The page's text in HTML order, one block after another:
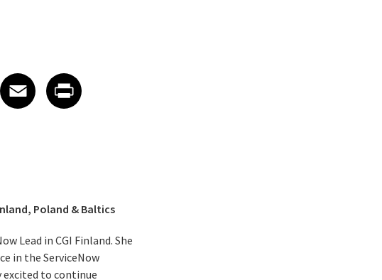
LinkedIn
on X
article on Facebook
Facebook
Share article on Email
Email
Share article on Print
Poland & Baltics
Lead in CGI Finland. She
in the ServiceNow
excited to continue